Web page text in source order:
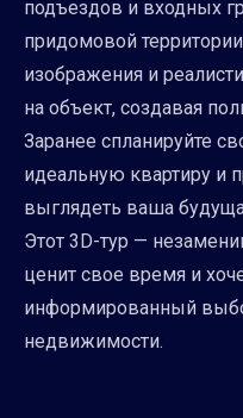
подъездов и входных
придомовой
изображения и
на объект, создавая
Заранее спланируйте
идеальную квартиру и
выглядеть ваша
Этот 3D-тур —
ценит свое время и
информированный
недвижимости.